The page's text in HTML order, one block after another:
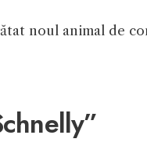
noul animal de